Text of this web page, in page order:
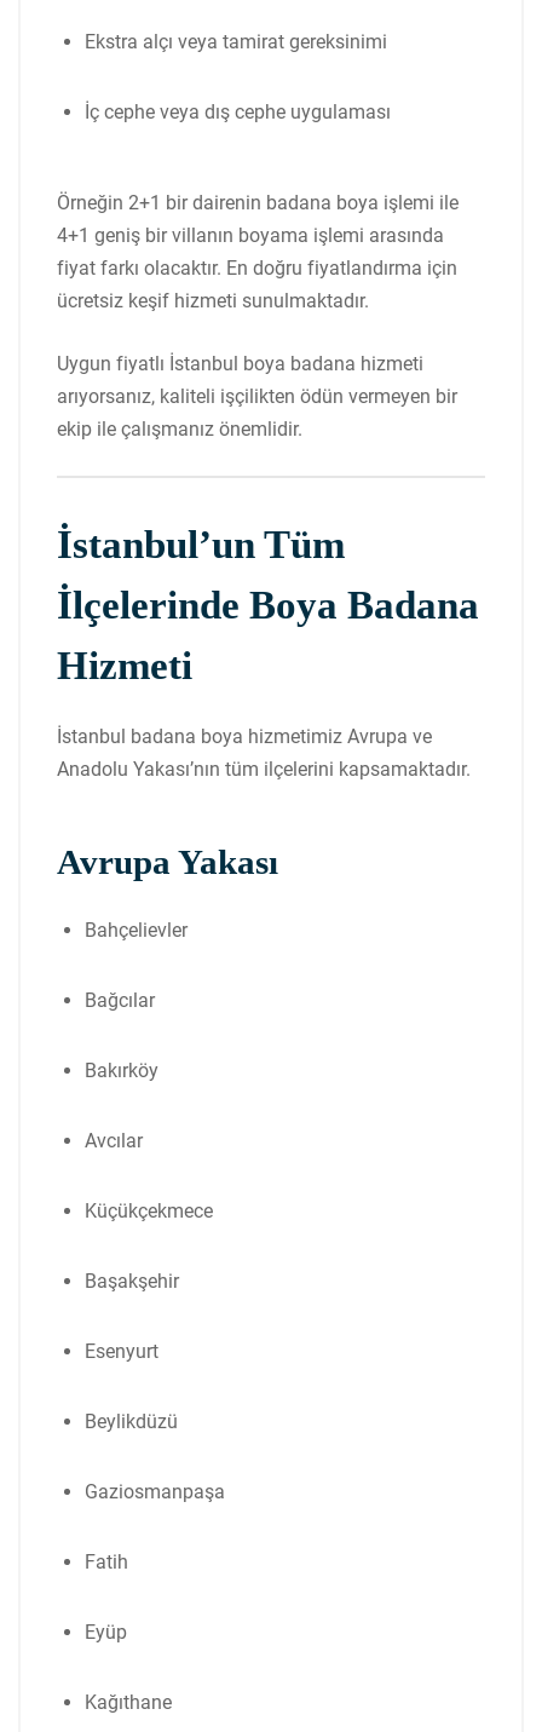
Ekstra alçı veya tamirat gereksinimi
İç cephe veya dış cephe uygulaması
Örneğin 2+1 bir dairenin badana boya işlemi ile
4+1 geniş bir villanın boyama işlemi arasında
fiyat farkı olacaktır. En doğru fiyatlandırma için
ücretsiz keşif hizmeti sunulmaktadır.
Uygun fiyatlı İstanbul boya badana hizmeti
arıyorsanız, kaliteli işçilikten ödün vermeyen bir
ekip ile çalışmanız önemlidir.
İstanbul’un Tüm
İlçelerinde Boya Badana
Hizmeti
İstanbul badana boya hizmetimiz Avrupa ve
Anadolu Yakası’nın tüm ilçelerini kapsamaktadır.
Avrupa Yakası
Bahçelievler
Bağcılar
Bakırköy
Avcılar
Küçükçekmece
Başakşehir
Esenyurt
Beylikdüzü
Gaziosmanpaşa
Fatih
Eyüp
Kağıthane